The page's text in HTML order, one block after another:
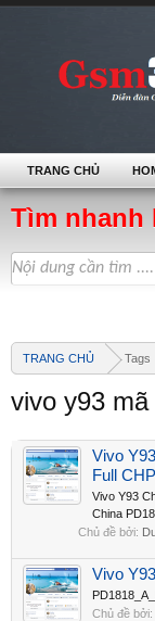
Tìm nhanh
TRANG CHỦ Tags
vivo y93
Vivo
Full
Vivo Y93
China
Chủ đề bởi:
Vivo
Chủ đề bởi:
TRANG CHỦ